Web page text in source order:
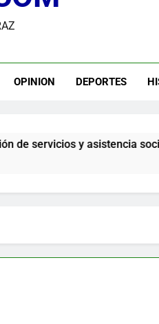
cheques por indemnización y
frente de la institución de
Venezuela donde lo ubicó
OPINION DEPORTES
social